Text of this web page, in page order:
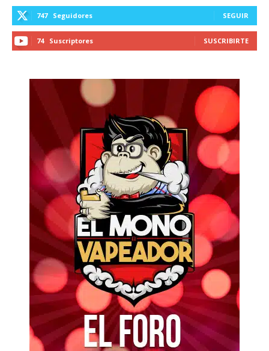
747 Seguidores SEGUIR
74 Suscriptores SUSCRIBIRTE